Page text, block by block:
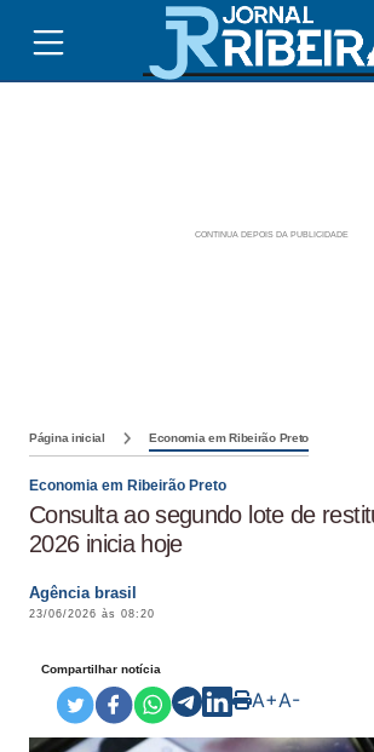
Página inicial Economia em Ribeirão Preto
Economia em Ribeirão Preto
Consulta ao segundo lote de
2026 inicia hoje
Agência brasil
23/06/2026 às 08:20
Compartilhar notícia
A+A-